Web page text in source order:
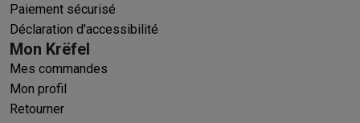
Paiement sécurisé
Déclaration d'accessibilité
Mon Krëfel
Mes commandes
Mon profil
Retourner